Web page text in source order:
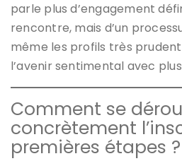
parle plus d’engagement
rencontre, mais d’un
même les profils très
l’avenir sentimental avec
Comment se
concrètement
premières étapes ?